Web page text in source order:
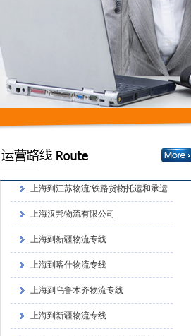
上海到乌鲁木齐物流专线
上海到新疆物流专线
上海到江苏物流:铁路货物托运和承运
运的程序
上海到江苏物流:应向车站提出货物运
单和运单上海到江苏物流:铁路货物托运和承运